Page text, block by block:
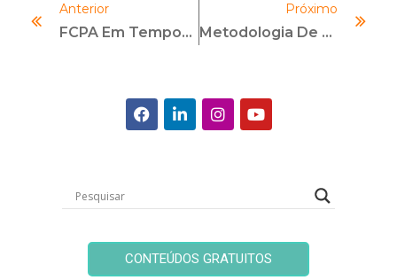
Anterior
FCPA Em Tempos De COVID-19
Próximo
Metodologia De Humanização De Entrevista PEACE
CONTEÚDOS GRATUITOS